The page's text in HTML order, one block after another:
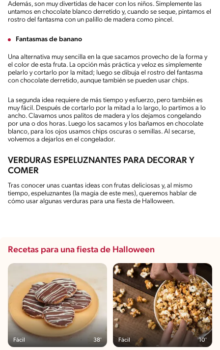
Además, son muy divertidas de hacer con los niños. Simplemente las
untamos en chocolate blanco derretido y, cuando se seque, pintamos el
rostro del fantasma con un palillo de madera como pincel.
Fantasmas de banano
Una alternativa muy sencilla en la que sacamos provecho de la forma y
el color de esta fruta. La opción más práctica y veloz es simplemente
pelarlo y cortarlo por la mitad; luego se dibuja el rostro del fantasma
con chocolate derretido, aunque también se pueden usar chips.
La segunda idea requiere de más tiempo y esfuerzo, pero también es
muy fácil. Después de cortarlo por la mitad a lo largo, lo partimos a lo
ancho. Clavamos unos palitos de madera y los dejamos congelando
por una o dos horas. Luego los sacamos y los bañamos en chocolate
blanco, para los ojos usamos chips oscuras o semillas. Al secarse,
volvemos a dejarlos en el congelador.
VERDURAS ESPELUZNANTES PARA DECORAR Y
COMER
Tras conocer unas cuantas ideas con frutas deliciosas y, al mismo
tiempo, espeluznantes (la magia de este mes), queremos hablar de
cómo usar algunas verduras para una fiesta de Halloween.
Recetas para una fiesta de Halloween
Fácil 38' Fácil 10'